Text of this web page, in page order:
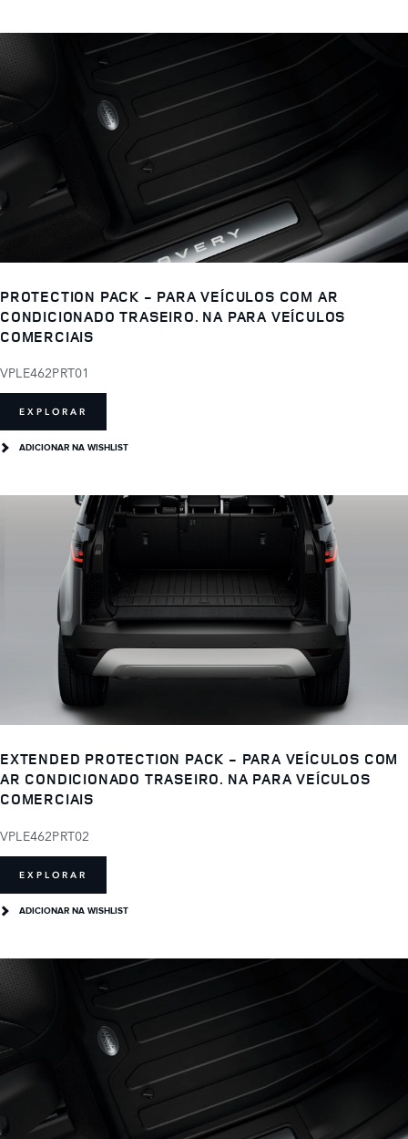
PROTECTION PACK - PARA VEÍCULOS COM AR
CONDICIONADO TRASEIRO. NA PARA VEÍCULOS
COMERCIAIS
VPLE462PRT01
EXPLORAR
ADICIONAR NA WISHLIST
EXTENDED PROTECTION PACK - PARA VEÍCULOS COM
AR CONDICIONADO TRASEIRO. NA PARA VEÍCULOS
COMERCIAIS
VPLE462PRT02
EXPLORAR
ADICIONAR NA WISHLIST